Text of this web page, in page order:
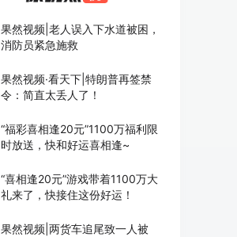
果然视频|老人误入下水道被困，
消防员紧急施救
果然视频·看天下|特朗普再签禁
令：简直太丢人了！
“福彩喜相逢20元”1100万福利限
时放送，快和好运喜相逢~
“喜相逢20元”游戏带着1100万大
礼来了，快接住这份好运！
果然视频|两货车追尾致一人被